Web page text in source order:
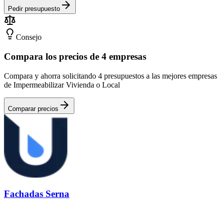
Pedir presupuesto
Consejo
Compara los precios de 4 empresas
Compara y ahorra solicitando 4 presupuestos a las mejores empresas
de Impermeabilizar Vivienda o Local
Comparar precios
Fachadas Serna